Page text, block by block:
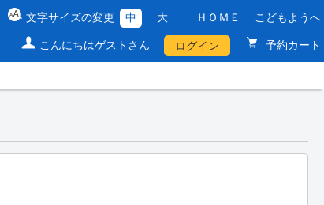
文字サイズの変更 中 大 ＨＯＭＥ こどもようへ
こんにちはゲストさん ログイン 予約カート